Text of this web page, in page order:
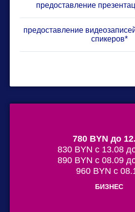
предоставление
предоставление
спикеров*
780 BYN до
830 BYN с 13.08
890 BYN с 08.09
960 BYN с
БИЗНЕС